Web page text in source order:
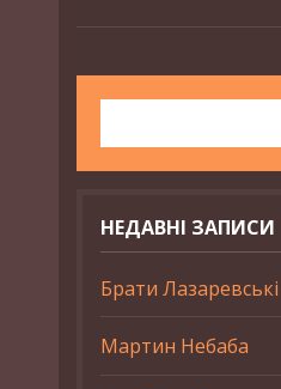
НЕДАВНІ ЗАПИСИ
Брати Лазаревські
Мартин Небаба